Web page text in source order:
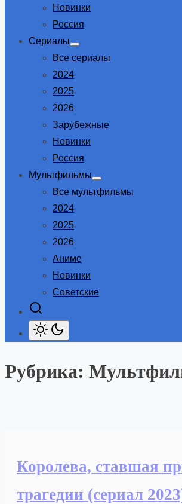
Новинки
Россия
Сериалы
Show
sub
Все сериалы
2024
2025
2026
Зарубежные
Новинки
Россия
Мультфильмы
Show
sub
Все мультфильмы
2024
2025
2026
Аниме
Новинки
Советские
Рубрика:
Королева, ставшая
трагедии (сериал